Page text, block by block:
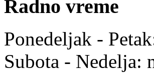
Radno vreme
Ponedeljak -
Subota - Nedelja: